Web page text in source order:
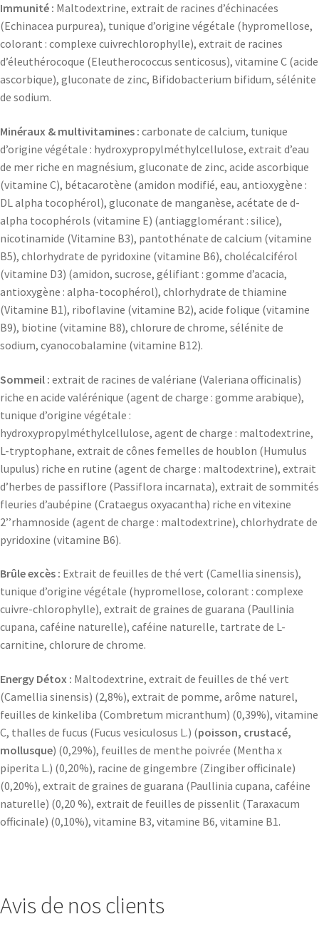
Immunité : Maltodextrine, extrait de racines d’échinacées
(Echinacea purpurea), tunique d’origine végétale (hypromellose,
colorant : complexe cuivrechlorophylle), extrait de racines
d’éleuthérocoque (Eleutherococcus senticosus), vitamine C (acide
ascorbique), gluconate de zinc, Bifidobacterium bifidum, sélénite
de sodium.
Minéraux & multivitamines : carbonate de calcium, tunique
d’origine végétale : hydroxypropylméthylcellulose, extrait d’eau
de mer riche en magnésium, gluconate de zinc, acide ascorbique
(vitamine C), bétacarotène (amidon modifié, eau, antioxygène :
DL alpha tocophérol), gluconate de manganèse, acétate de d-
alpha tocophérols (vitamine E) (antiagglomérant : silice),
nicotinamide (Vitamine B3), pantothénate de calcium (vitamine
B5), chlorhydrate de pyridoxine (vitamine B6), cholécalciférol
(vitamine D3) (amidon, sucrose, gélifiant : gomme d’acacia,
antioxygène : alpha-tocophérol), chlorhydrate de thiamine
(Vitamine B1), riboflavine (vitamine B2), acide folique (vitamine
B9), biotine (vitamine B8), chlorure de chrome, sélénite de
sodium, cyanocobalamine (vitamine B12).
Sommeil : extrait de racines de valériane (Valeriana officinalis)
riche en acide valérénique (agent de charge : gomme arabique),
tunique d’origine végétale :
hydroxypropylméthylcellulose, agent de charge : maltodextrine,
L-tryptophane, extrait de cônes femelles de houblon (Humulus
lupulus) riche en rutine (agent de charge : maltodextrine), extrait
d’herbes de passiflore (Passiflora incarnata), extrait de sommités
fleuries d’aubépine (Crataegus oxyacantha) riche en vitexine
2’’rhamnoside (agent de charge : maltodextrine), chlorhydrate de
pyridoxine (vitamine B6).
Brûle excès : Extrait de feuilles de thé vert (Camellia sinensis),
tunique d’origine végétale (hypromellose, colorant : complexe
cuivre-chlorophylle), extrait de graines de guarana (Paullinia
cupana, caféine naturelle), caféine naturelle, tartrate de L-
carnitine, chlorure de chrome.
Energy Détox : Maltodextrine, extrait de feuilles de thé vert
(Camellia sinensis) (2,8%), extrait de pomme, arôme naturel,
feuilles de kinkeliba (Combretum micranthum) (0,39%), vitamine
C, thalles de fucus (Fucus vesiculosus L.) (poisson, crustacé,
mollusque) (0,29%), feuilles de menthe poivrée (Mentha x
piperita L.) (0,20%), racine de gingembre (Zingiber officinale)
(0,20%), extrait de graines de guarana (Paullinia cupana, caféine
naturelle) (0,20 %), extrait de feuilles de pissenlit (Taraxacum
officinale) (0,10%), vitamine B3, vitamine B6, vitamine B1.
Avis de nos clients